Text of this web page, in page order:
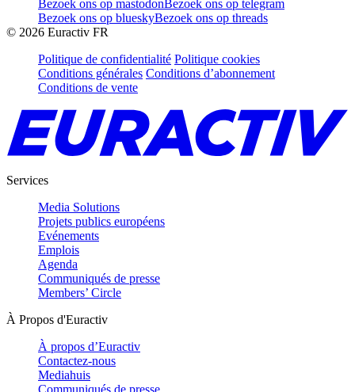
Bezoek ons op mastodonBezoek ons op telegram
Bezoek ons op blueskyBezoek ons op threads
© 2026 Euractiv FR
Politique de confidentialité Politique cookies
Conditions générales Conditions d’abonnement
Conditions de vente
Services
Media Solutions
Projets publics européens
Evénements
Emplois
Agenda
Communiqués de presse
Members’ Circle
À Propos d'Euractiv
À propos d’Euractiv
Contactez-nous
Mediahuis
Communiqués de presse